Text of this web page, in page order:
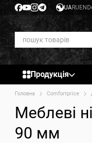
Перейти до основного
UARU EN
Продукція
Головна Comfortprice
Меблеві
90 мм